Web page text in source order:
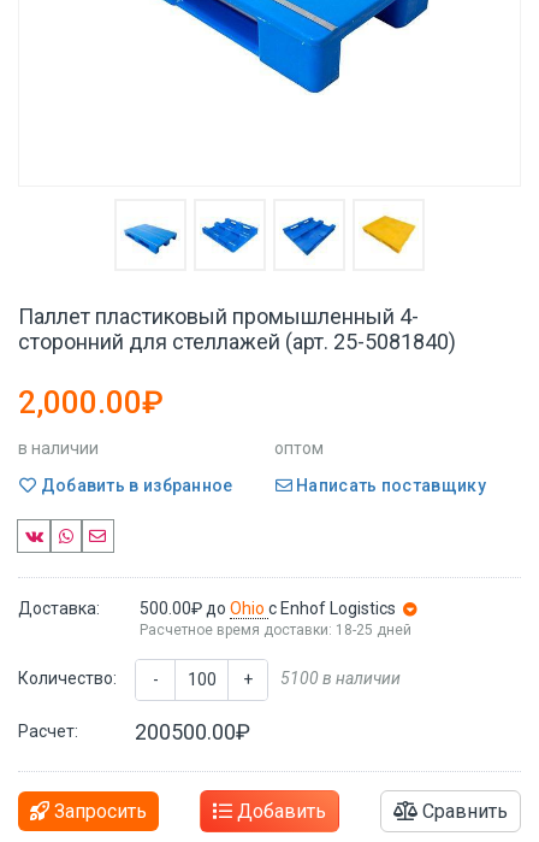
Паллет пластиковый промышленный 4-
сторонний для стеллажей (арт. 25-5081840)
2,000.00₽
в наличии
оптом
Добавить в избранное
Написать поставщику
Доставка: 500.00₽ до Ohio с Enhof Logistics
Расчетное время доставки: 18-25 дней
Количество: - + 5100 в наличии
Расчет: 200500.00₽
Запросить Добавить Сравнить